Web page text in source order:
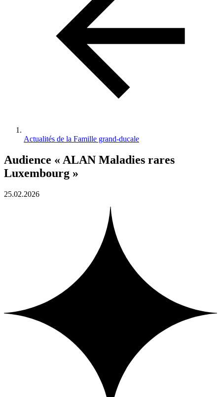
Actualités de la Famille grand-ducale
Audience « ALAN Maladies rares
Luxembourg »
25.02.2026